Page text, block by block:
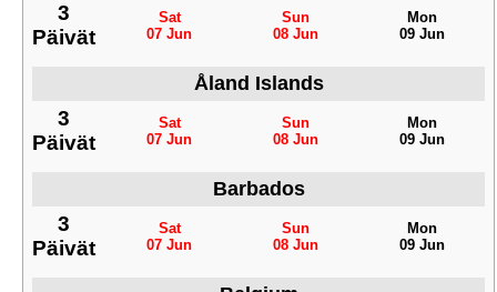
3
Päivät
Sat
07 Jun
Sun
08 Jun
Mon
09 Jun
Åland Islands
3
Päivät
Sat
07 Jun
Sun
08 Jun
Mon
09 Jun
Barbados
3
Päivät
Sat
07 Jun
Sun
08 Jun
Mon
09 Jun